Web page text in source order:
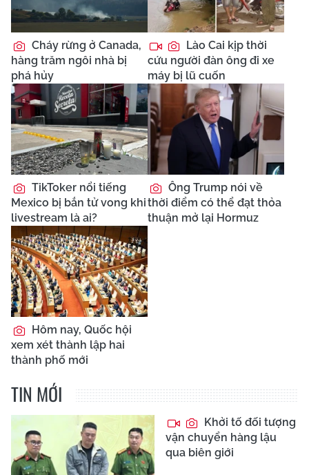
Cháy rừng ở Canada,
hàng trăm ngôi nhà bị
phá hủy
Lào Cai kịp thời
cứu người đàn ông đi xe
máy bị lũ cuốn
TikToker nổi tiếng
Mexico bị bắn tử vong khi
livestream là ai?
Ông Trump nói về
thời điểm có thể đạt thỏa
thuận mở lại Hormuz
Hôm nay, Quốc hội
xem xét thành lập hai
thành phố mới
TIN MỚI
Khởi tố đối tượng
vận chuyển hàng lậu
qua biên giới